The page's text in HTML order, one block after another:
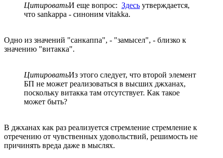
ЦитироватьИ еще вопрос: Здесь утверждается,
что sankappa - синоним vitakka.
Одно из значений "санкаппа", - "замысел", - близко к
значению "витакка".
ЦитироватьИз этого следует, что второй элемент
БП не может реализоваться в высших джханах,
поскольку витакка там отсутствует. Как такое
может быть?
В джханах как раз реализуется стремление стремление к
отречению от чувственных удовольствий, решимость не
причинять вреда даже в мыслях.